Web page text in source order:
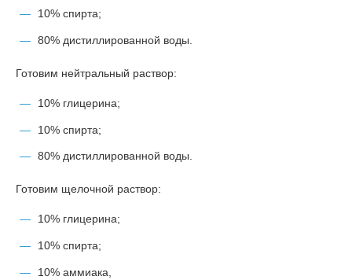
10% спирта;
80% дистиллированной воды.
Готовим нейтральный раствор:
10% глицерина;
10% спирта;
80% дистиллированной воды.
Готовим щелочной раствор:
10% глицерина;
10% спирта;
10% аммиака,